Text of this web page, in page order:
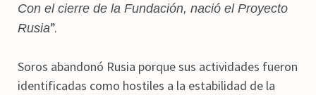
Con el cierre de la Fundación, nació el Proyecto
Rusia”.
Soros abandonó Rusia porque sus actividades fueron
identificadas como hostiles a la estabilidad de la